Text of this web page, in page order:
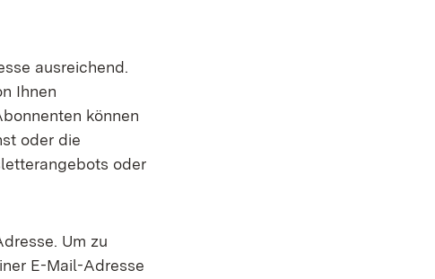
ausreichend.
Ihnen
können
oder die
oder
Um zu
E-Mail-Adresse